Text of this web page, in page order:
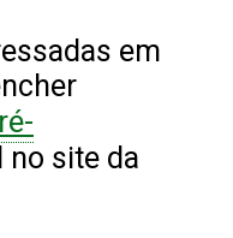
em
no site da